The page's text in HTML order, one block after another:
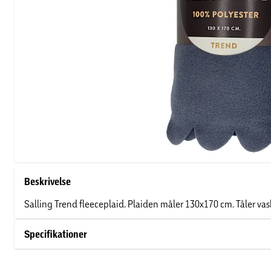
Beskrivelse
Salling Trend fleeceplaid. Plaiden måler 130x170 cm. Tåler
Specifikationer